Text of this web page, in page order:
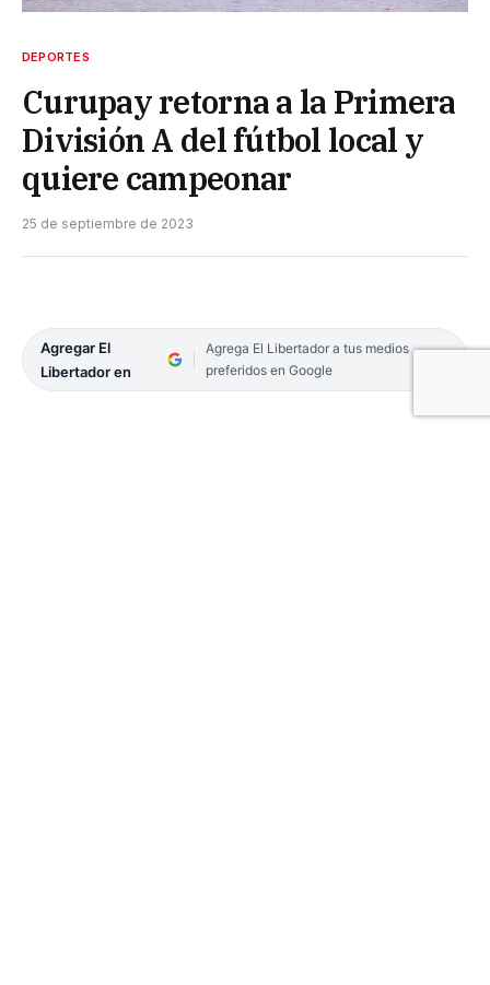
DEPORTES
Curupay retorna a la Primera
División A del fútbol local y
quiere campeonar
25 de septiembre de 2023
Agregar El
Libertador en
Agrega El Libertador a tus medios
preferidos en Google